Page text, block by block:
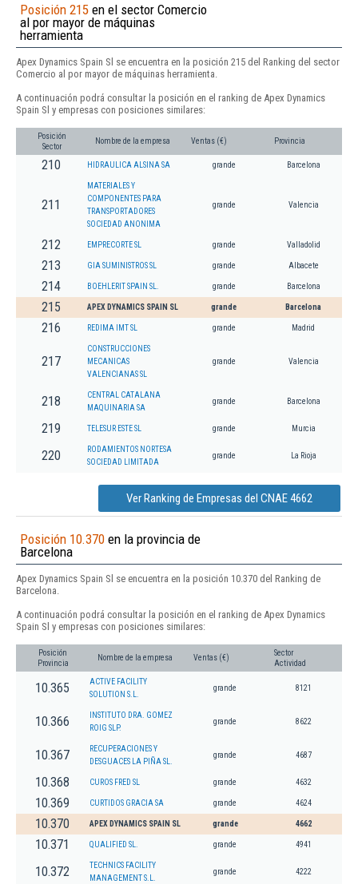
Posición 215 en el sector Comercio
al por mayor de máquinas
herramienta
Apex Dynamics Spain Sl se encuentra en la posición 215 del Ranking del sector
Comercio al por mayor de máquinas herramienta.
A continuación podrá consultar la posición en el ranking de Apex Dynamics
Spain Sl y empresas con posiciones similares:
Posición
Sector
Nombre de la empresa Ventas (€) Provincia
210 HIDRAULICA ALSINA SA grande Barcelona
211
MATERIALES Y
COMPONENTES PARA
TRANSPORTADORES
SOCIEDAD ANONIMA
grande Valencia
212 EMPRECORTE SL grande Valladolid
213 GIA SUMINISTROS SL grande Albacete
214 BOEHLERIT SPAIN SL. grande Barcelona
215 APEX DYNAMICS SPAIN SL grande Barcelona
216 REDIMA IMT SL grande Madrid
217
CONSTRUCCIONES
MECANICAS
VALENCIANAS SL
grande Valencia
218
CENTRAL CATALANA
MAQUINARIA SA
grande Barcelona
219 TELESUR ESTE SL grande Murcia
220
RODAMIENTOS NORTESA
SOCIEDAD LIMITADA
grande La Rioja
Ver Ranking de Empresas del CNAE 4662
Posición 10.370 en la provincia de
Barcelona
Apex Dynamics Spain Sl se encuentra en la posición 10.370 del Ranking de
Barcelona.
A continuación podrá consultar la posición en el ranking de Apex Dynamics
Spain Sl y empresas con posiciones similares:
Posición
Provincia
Nombre de la empresa Ventas (€)
Sector
Actividad
10.365
ACTIVE FACILITY
SOLUTION S.L.
grande 8121
10.366
INSTITUTO DRA. GOMEZ
ROIG SLP.
grande 8622
10.367
RECUPERACIONES Y
DESGUACES LA PIÑA SL.
grande 4687
10.368 CUROS FRED SL grande 4632
10.369 CURTIDOS GRACIA SA grande 4624
10.370 APEX DYNAMICS SPAIN SL grande 4662
10.371 QUALIFIED SL. grande 4941
10.372
TECHNICS FACILITY
MANAGEMENT S.L.
grande 4222